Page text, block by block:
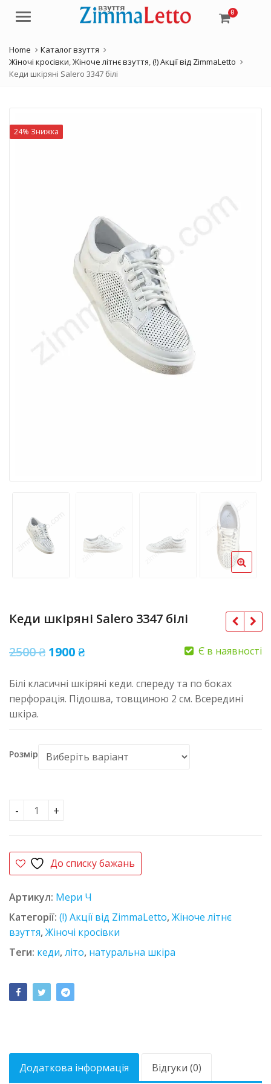
Menu 0
Home
Каталог взуття
Жіночі кросівки,Жіноче літнє взуття,(!) Акції від ZimmaLetto
Кеди шкіряні Salero 3347 білі
24% Знижка
Кеди шкіряні Salero 3347 білі
2500₴ Оригінальна
2500 ₴.
1900₴Поточна
1900 ₴.
Є в наявності
Білі класичні шкіряні кеди. спереду та по боках
перфорація. Підошва, товщиною 2 см. Всередині
шкіра.
Розмір
Кеди шкіряні Salero 3347 білі кількість
До списку бажань
Артикул: Мери Ч
Категорії: (!) Акції від ZimmaLetto,Жіноче літнє
взуття,Жіночі кросівки
Теги: кеди,літо, натуральна шкіра
Додаткова інформація Відгуки (0)